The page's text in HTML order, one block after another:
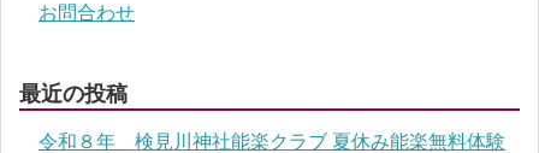
お問合わせ
最近の投稿
令和８年 検見川神社能楽クラブ 夏休み能楽無料体験